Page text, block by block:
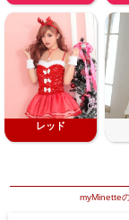
レッド
myMinette